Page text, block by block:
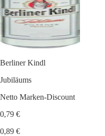
Berliner Kindl
Jubiläums
Netto Marken-Discount
0,79 €
0,89 €